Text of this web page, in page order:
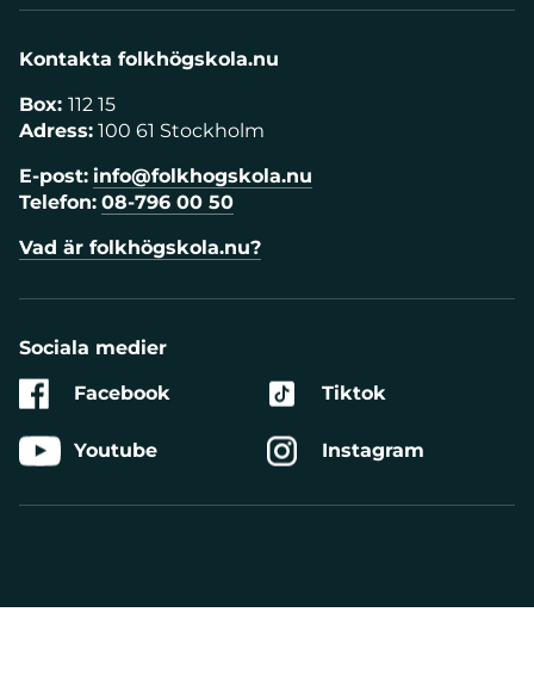
Kontakta folkhögskola.nu
Box: 112 15
Adress: 100 61 Stockholm
E-post: info@folkhogskola.nu
Telefon: 08-796 00 50
Vad är folkhögskola.nu?
Sociala medier
Facebook
Youtube
Tiktok
Instagram